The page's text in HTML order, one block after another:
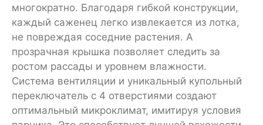
многократно. Благодаря гибкой конструкции,
каждый саженец легко извлекается из лотка,
не повреждая соседние растения. А
прозрачная крышка позволяет следить за
ростом рассады и уровнем влажности.
Система вентиляции и уникальный купольный
переключатель с 4 отверстиями создают
оптимальный микроклимат, имитируя условия